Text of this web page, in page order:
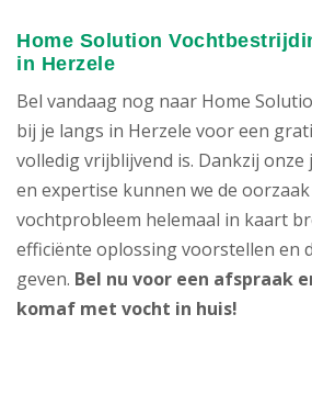
Home Solution
in Herzele
Bel vandaag nog naar Home
bij je langs in Herzele voor een
volledig vrijblijvend is. Dankzij
en expertise kunnen we de
vochtprobleem helemaal in kaart
efficiënte oplossing voorstellen en
geven. Bel nu voor een afspraak
komaf met vocht in huis!